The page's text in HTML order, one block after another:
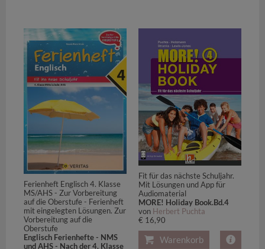
Ferienheft Englisch 4. Klasse
MS/AHS - Zur Vorbereitung
auf die Oberstufe - Ferienheft
mit eingelegten Lösungen. Zur
Vorbereitung auf die
Oberstufe
Englisch Ferienhefte - NMS
und AHS - Nach der 4. Klasse
Fit für das nächste Schuljahr.
Mit Lösungen und App für
Audiomaterial
MORE! Holiday Book.Bd.4
von Herbert Puchta
€ 16,90
Warenkorb